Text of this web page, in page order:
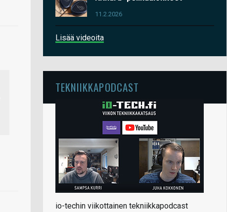
11.2.2026
Lisää videoita
TEKNIIKKAPODCAST
io-techin viikottainen tekniikkapodcast